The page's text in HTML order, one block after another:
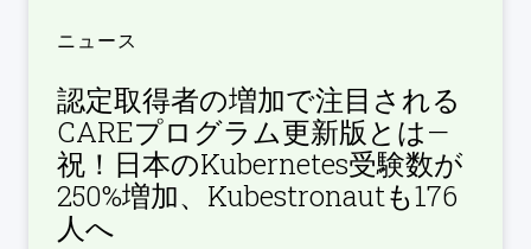
ニュース
認定取得者の増加で注目される
CAREプログラム更新版とは—
祝！日本のKubernetes受験数が
250%増加、Kubestronautも176
人へ